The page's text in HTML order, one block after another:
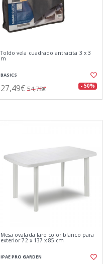
Toldo vela cuadrado antracita 3 x 3
m
BASICS
27,49€ 54,78€ - 50%
Mesa ovalada faro color blanco para
exterior 72 x 137 x 85 cm
IPAE PRO GARDEN